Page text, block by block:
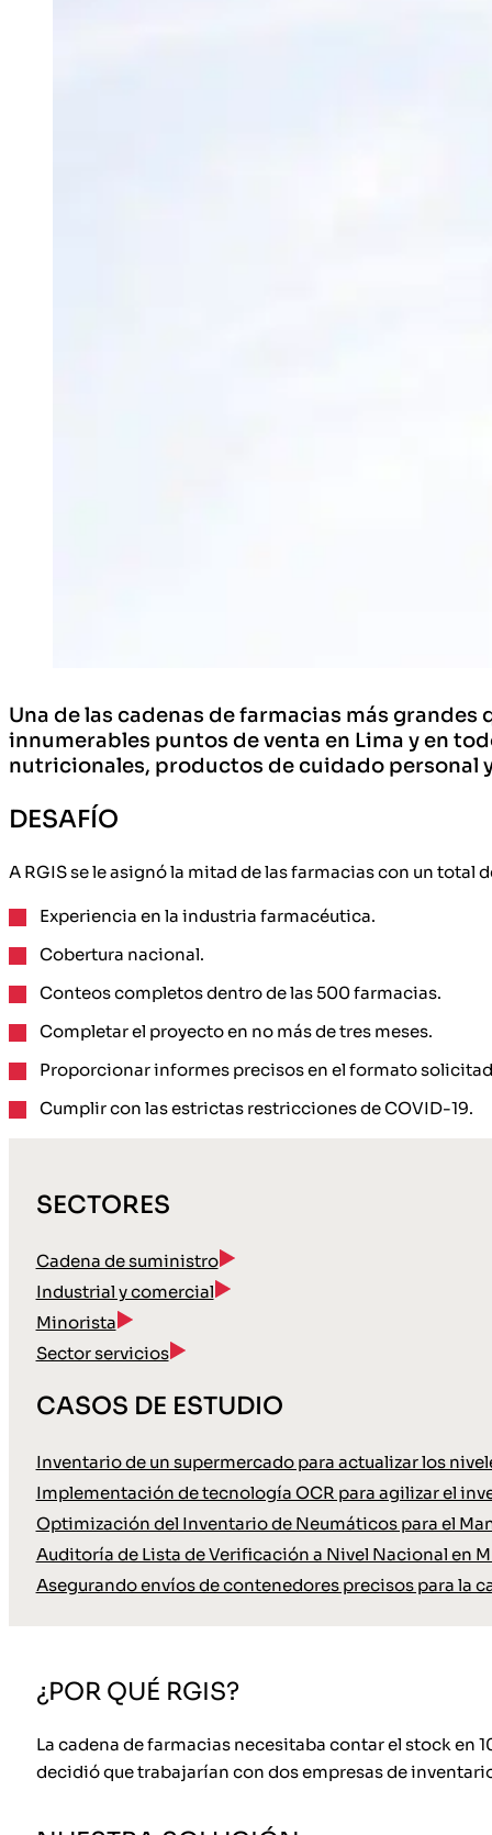
Una de las cadenas de farmacias más
innumerables puntos de venta en Lima y en
nutricionales, productos de cuidado personal
DESAFÍO
A RGIS se le asignó la mitad de las farmacias con un
Experiencia en la industria farmacéutica.
Cobertura nacional.
Conteos completos dentro de las 500 farmacias.
Completar el proyecto en no más de tres meses.
Proporcionar informes precisos en el formato
Cumplir con las estrictas restricciones de COVID-19.
SECTORES
Cadena de suministro
Industrial y comercial
Minorista
Sector servicios
CASOS DE ESTUDIO
Inventario de un supermercado para actualizar los
Implementación de tecnología OCR para agilizar el
Optimización del Inventario de Neumáticos para el
Auditoría de Lista de Verificación a Nivel Nacional en
Asegurando envíos de contenedores precisos para la
¿POR QUÉ RGIS?
La cadena de farmacias necesitaba contar el stock en
decidió que trabajarían con dos empresas de